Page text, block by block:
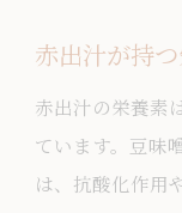
赤出汁が持
赤出汁の栄養素
ています。豆味
は、抗酸化作用